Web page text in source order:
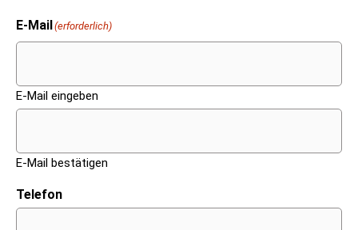
E-Mail(erforderlich)
E-Mail eingeben
E-Mail bestätigen
Telefon